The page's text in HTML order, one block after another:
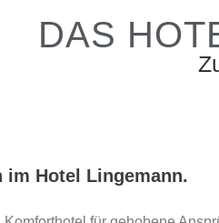
DAS
im Hotel Lingemann.